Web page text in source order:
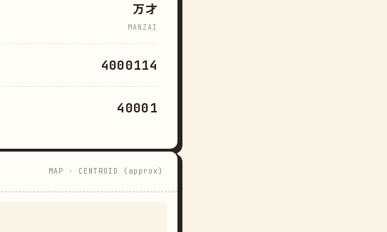
万才
MANZAI
4000114
40001
MAP · CENTROID (approx)